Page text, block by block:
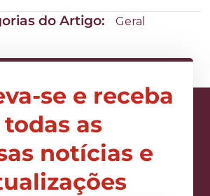
do Artigo: Geral
se e receba
todas as
notícias e